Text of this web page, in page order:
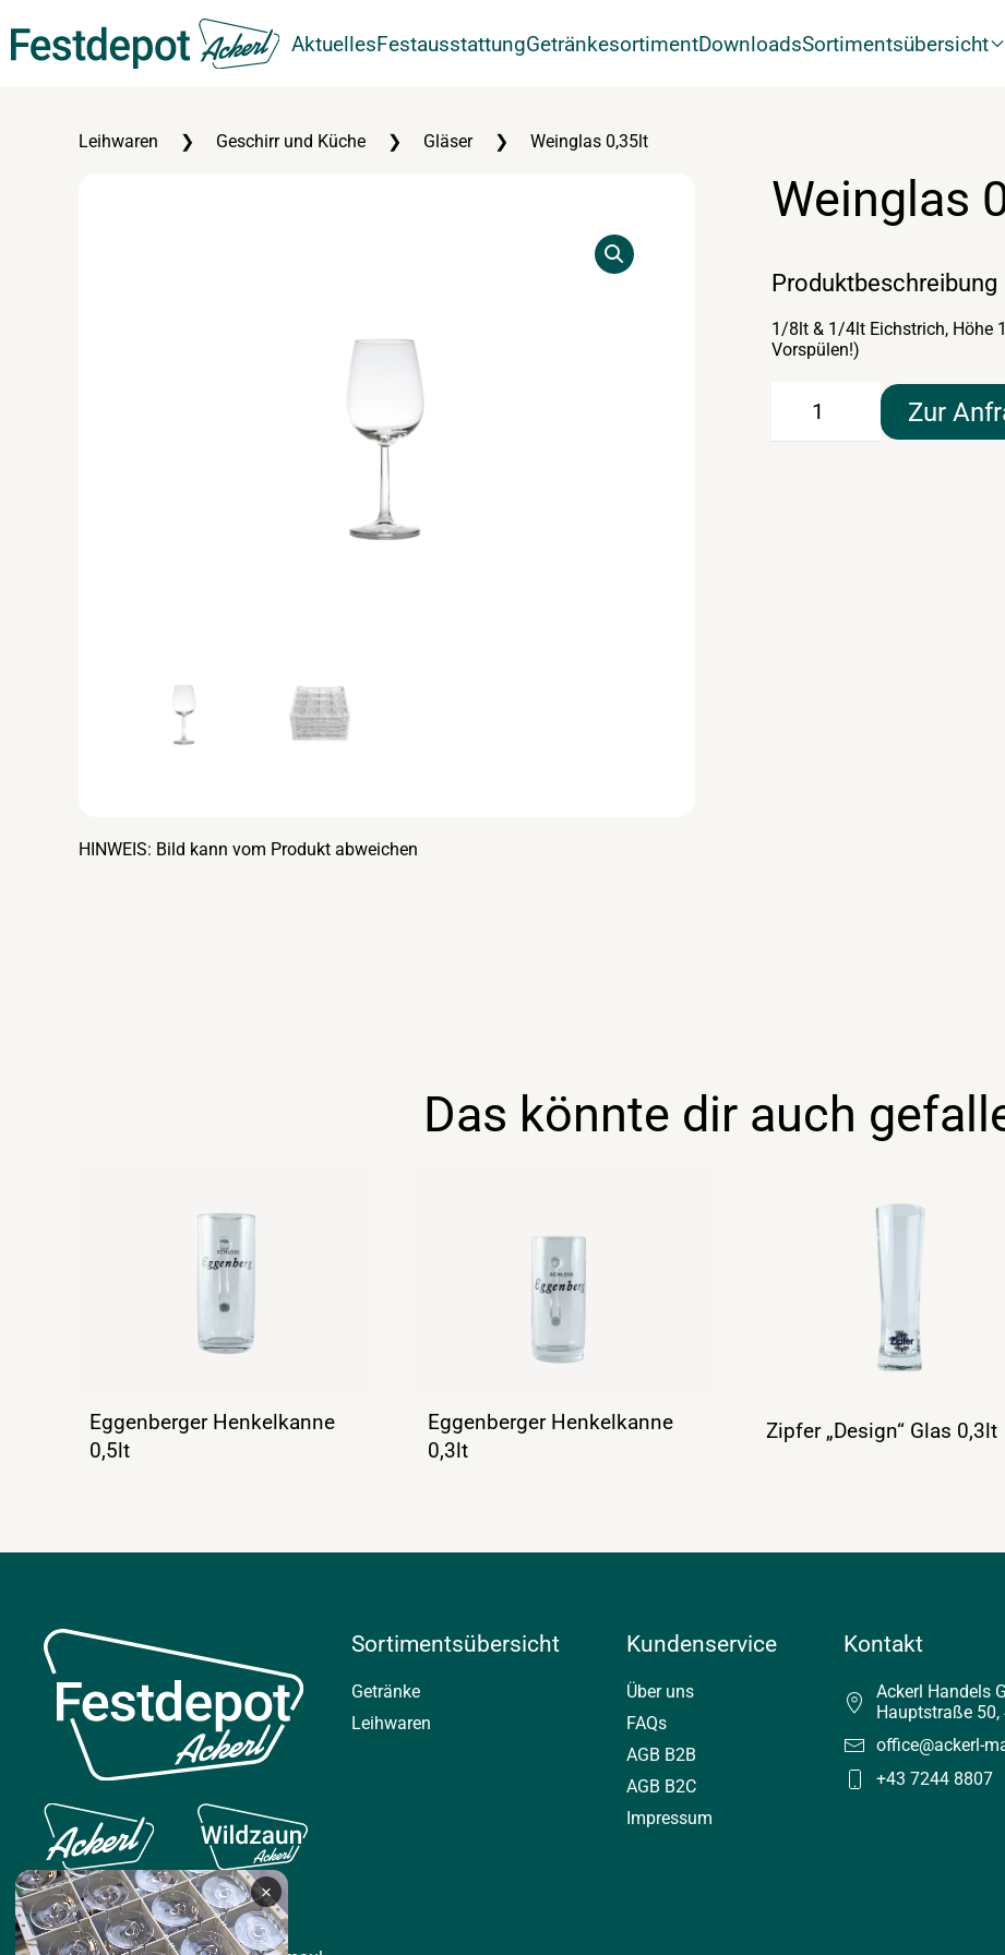
Zum Hauptinhalt springen AktuellesFestausstattungGetränkesortimentDownloadsSortimentsübersicht
Leihwaren Geschirr und Küche Gläser Weinglas 0,35lt
HINWEIS: Bild kann vom Produkt abweichen
Weinglas
Produktbeschreibung
1/8lt & 1/4lt Eichstrich, Höhe
Vorspülen!)
Zur
Das könnte dir auch
Eggenberger Henkelkanne
0,5lt
Eggenberger Henkelkanne
0,3lt
Zipfer „Design“ Glas 0,3lt
Sortimentsübersicht
Getränke
Leihwaren
Kundenservice
Über uns
FAQs
AGB B2B
AGB B2C
Impressum
Kontakt
Ackerl Handels
Hauptstraße
office@ackerl-
+43 7244 8807
×